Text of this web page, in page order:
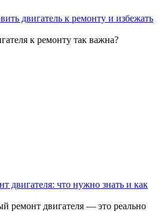
двигатель к ремонту и избежать
к ремонту так важна?
двигателя: что нужно знать и как
ремонт двигателя — это реально